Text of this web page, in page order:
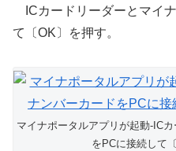
ICカードリーダーとマイ
て〔OK〕を押す。
マイナポータルアプリが起動-IC
をPCに接続して